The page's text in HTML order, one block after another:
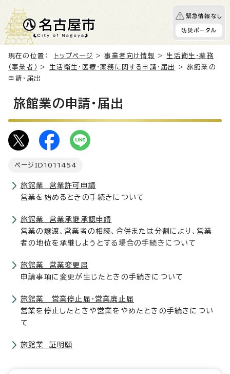
緊急情報なし
防災ポータル
現在の位置： トップページ >事業者向け情報 >生活衛生・薬務
（事業者）
> 生活衛生・医療・薬務に関する申請・届出
> 旅館業の
申請・届出
旅館業の申請・届出
ページID 1011454
旅館業 営業許可申請
営業を始めるときの手続きについて
旅館業 営業承継承認申請
営業の譲渡、営業者の相続、合併または分割により、営業
者の地位を承継しようとする場合の手続きについて
旅館業 営業変更届
申請事項に変更が生じたときの手続きについて
旅館業 営業停止届・営業廃止届
営業を停止したときや営業をやめたときの手続きについ
て
旅館業 証明願